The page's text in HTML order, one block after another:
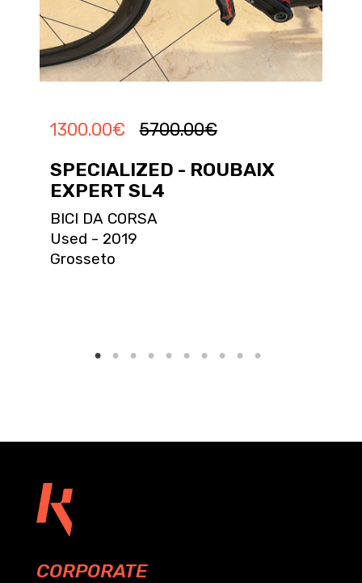
1300.00€ 5700.00€
SPECIALIZED - ROUBAIX
EXPERT SL4
BICI DA CORSA
Used - 2019
Grosseto
CORPORATE